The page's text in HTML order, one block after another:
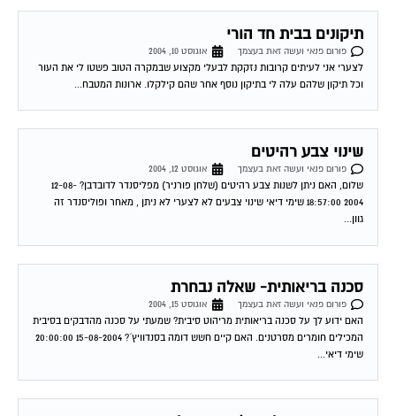
תיקונים בבית חד הורי
פורום פנאי ועשה זאת בעצמך
אוגוסט 10, 2004
לצערי אני לעיתים קרובות נזקקת לבעלי מקצוע שבמקרה הטוב פשטו לי את העור
וכל תיקון שלהם עלה לי בתיקון נוסף אחר שהם קילקלו. ארונות המטבח...
שינוי צבע רהיטים
פורום פנאי ועשה זאת בעצמך
אוגוסט 12, 2004
שלום, האם ניתן לשנות צבע רהיטים (שלחן פורניר) מפליסנדר לדובדבן? 12-08-
2004 18:57:00 שימי דיאי שינוי צבעים לא לצערי לא ניתן , מאחר ופוליסנדר זה
גוון...
סכנה בריאותית- שאלה נבחרת
פורום פנאי ועשה זאת בעצמך
אוגוסט 15, 2004
האם ידוע לך על סכנה בריאותית מריהוט סיבית? שמעתי על סכנה מהדבקים בסיבית
המכילים חומרים מסרטנים. האם קיים חשש דומה בסנדוויץ´? 15-08-2004 20:00:00
שימי דיאי...